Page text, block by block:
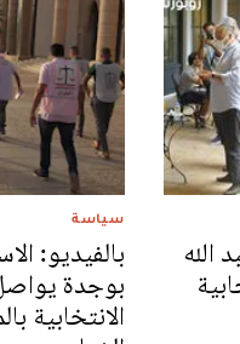
الله
سياسة
بالفيديو:
بوجدة
الانتخابية